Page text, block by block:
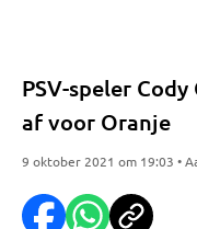
PSV-speler
af voor Oranje
9 oktober 2021 om 19:03 •